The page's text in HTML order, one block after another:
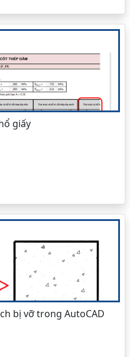
giấy
bị vỡ trong AutoCAD